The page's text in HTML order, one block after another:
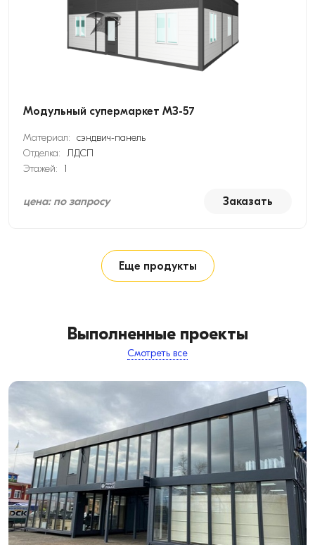
Модульный супермаркет МЗ-57
Материал: сэндвич-панель
Отделка: ЛДСП
Этажей:
1
цена: по запросу Заказать
Еще продукты
Выполненные проекты
Смотреть все